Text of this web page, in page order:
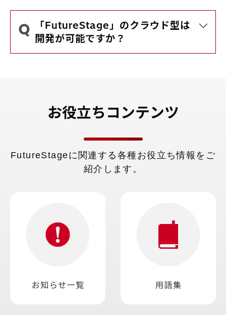
【製造業】
金属製品製造業
食品卸売業
医薬品卸売業
建材・金物建具卸売業
その他商品卸売業
その他さまざまなお客さまにご利用い
ただいております。上記に記載のない
「FutureStage」のクラウド型は
開発が可能ですか？
FutureStageはノーコード開発とロー
Lite版とお客さまの運用に合わせなが
現できるStandard版の 2つの導入モ
デルがありますので、お客さまのご要
件に合わせて適時開発が可能です。
お役立ちコンテンツ
FutureStageに関連する各種お役立ち情報をご
紹介します。